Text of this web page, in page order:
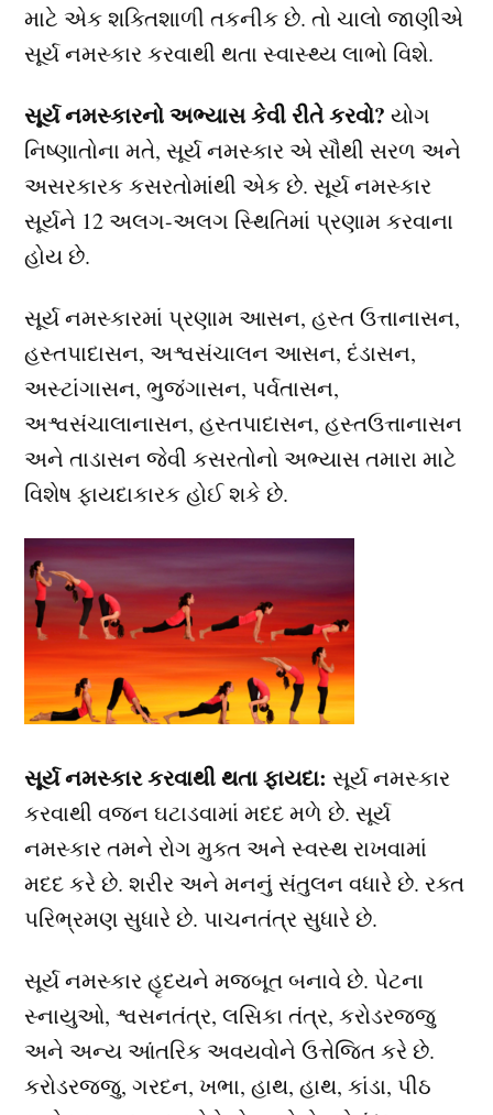
માટે એક શક્તિશાળી તકનીક છે. તો ચાલો જાણીએ
સૂર્ય નમસ્કાર કરવાથી થતા સ્વાસ્થ્ય લાભો વિશે.
સૂર્ય નમસ્કારનો અભ્યાસ કેવી રીતે કરવો?યોગ
નિષ્ણાતોના મતે, સૂર્ય નમસ્કાર એ સૌથી સરળ અને
અસરકારક કસરતોમાંથી એક છે. સૂર્ય નમસ્કાર
સૂર્યને 12 અલગ-અલગ સ્થિતિમાં પ્રણામ કરવાના
હોય છે.
સૂર્ય નમસ્કારમાં પ્રણામ આસન, હસ્ત ઉત્તાનાસન,
હસ્તપાદાસન, અશ્વસંચાલન આસન, દંડાસન,
અસ્ટાંગાસન, ભુજંગાસન, પર્વતાસન,
અશ્વસંચાલાનાસન, હસ્તપાદાસન, હસ્તઉત્તાનાસન
અને તાડાસન જેવી કસરતોનો અભ્યાસ તમારા માટે
વિશેષ ફાયદાકારક હોઈ શકે છે.
સૂર્ય નમસ્કાર કરવાથી થતા ફાયદા: સૂર્ય નમસ્કાર
કરવાથી વજન ઘટાડવામાં મદદ મળે છે. સૂર્ય
નમસ્કાર તમને રોગ મુક્ત અને સ્વસ્થ રાખવામાં
મદદ કરે છે. શરીર અને મનનું સંતુલન વધારે છે. રક્ત
પરિભ્રમણ સુધારે છે. પાચનતંત્ર સુધારે છે.
સૂર્ય નમસ્કાર હૃદયને મજબૂત બનાવે છે. પેટના
સ્નાયુઓ, શ્વસનતંત્ર, લસિકા તંત્ર, કરોડરજ્જુ
અને અન્ય આંતરિક અવયવોને ઉત્તેજિત કરે છે.
કરોડરજ્જુ, ગરદન, ખભા, હાથ, હાથ, કાંડા, પીઠ